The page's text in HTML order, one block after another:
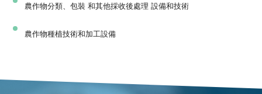
農作物分類、包裝 和其他採收後處理 設備和技術
農作物種植技術和加工設備